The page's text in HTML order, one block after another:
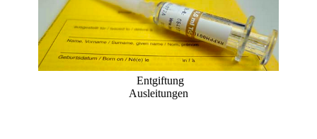
Entgiftung
Ausleitungen